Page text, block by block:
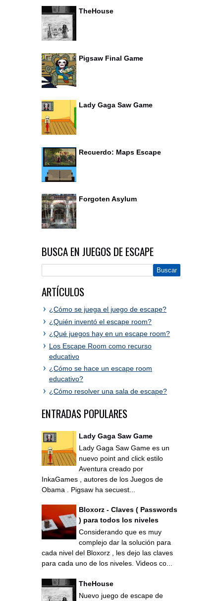
TheHouse
Pigsaw Final Game
Lady Gaga Saw Game
Recuerdo: Maps Escape
Forgoten Asylum
BUSCA EN JUEGOS DE ESCAPE
ARTÍCULOS
¿Cómo se juega el juego de escape?
¿Quién inventó el escape room?
¿Qué juegos hay en un escape room?
Los Escape Room como recurso
educativo
¿Cómo se hace un escape room
educativo?
¿Cómo resolver una sala de escape?
ENTRADAS POPULARES
Lady Gaga Saw Game
Lady Gaga Saw Game es un
nuevo point and click estilo
Aventura creado por
InkaGames , autores de los Juegos de
Obama . Pigsaw ha secuest...
Bloxorz - Claves ( Passwords
) para todos los niveles
Considerando que es muy
complejo dar la solución para
cada nivel del Bloxorz , les dejo las claves
para cada uno de los niveles. Videos co...
TheHouse
Nuevo juego de escape de